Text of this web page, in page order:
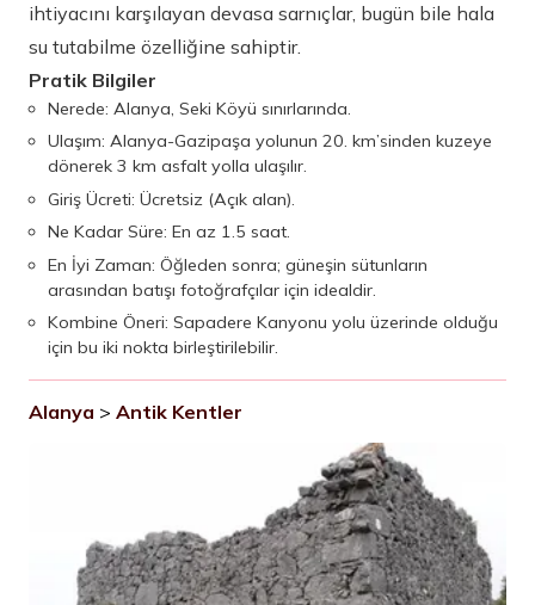
ihtiyacını karşılayan devasa sarnıçlar, bugün bile hala
su tutabilme özelliğine sahiptir.
Pratik Bilgiler
Nerede: Alanya, Seki Köyü sınırlarında.
Ulaşım: Alanya-Gazipaşa yolunun 20. km’sinden kuzeye
dönerek 3 km asfalt yolla ulaşılır.
Giriş Ücreti: Ücretsiz (Açık alan).
Ne Kadar Süre: En az 1.5 saat.
En İyi Zaman: Öğleden sonra; güneşin sütunların
arasından batışı fotoğrafçılar için idealdir.
Kombine Öneri: Sapadere Kanyonu yolu üzerinde olduğu
için bu iki nokta birleştirilebilir.
Alanya > Antik Kentler